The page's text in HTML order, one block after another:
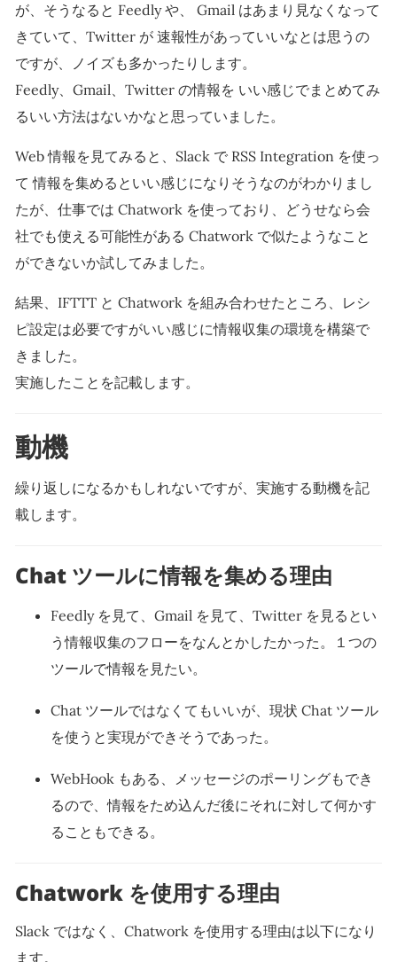
が、そうなると Feedly や、 Gmail はあまり見なくなって
きていて、Twitter が 速報性があっていいなとは思うの
ですが、ノイズも多かったりします。
Feedly、Gmail、Twitter の情報を いい感じでまとめてみ
るいい方法はないかなと思っていました。
Web 情報を見てみると、Slack で RSS Integration を使っ
て 情報を集めるといい感じになりそうなのがわかりまし
たが、仕事では Chatwork を使っており、どうせなら会
社でも使える可能性がある Chatwork で似たようなこと
ができないか試してみました。
結果、IFTTT と Chatwork を組み合わせたところ、レシ
ピ設定は必要ですがいい感じに情報収集の環境を構築で
きました。
実施したことを記載します。
動機
繰り返しになるかもしれないですが、実施する動機を記
載します。
Chat ツールに情報を集める理由
Feedly を見て、Gmail を見て、Twitter を見るとい
う情報収集のフローをなんとかしたかった。１つの
ツールで情報を見たい。
Chat ツールではなくてもいいが、現状 Chat ツール
を使うと実現ができそうであった。
WebHook もある、メッセージのポーリングもでき
るので、情報をため込んだ後にそれに対して何かす
ることもできる。
Chatwork を使用する理由
Slack ではなく、Chatwork を使用する理由は以下になり
ます。